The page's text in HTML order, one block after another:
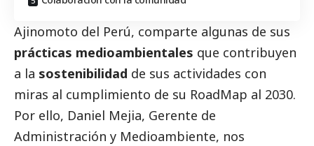
Ajinomoto del Perú, comparte algunas de sus
prácticas medioambientales que contribuyen
a la sostenibilidad de sus actividades con
miras al cumplimiento de su RoadMap al 2030.
Por ello, Daniel Mejia, Gerente de
Administración y Medioambiente, nos